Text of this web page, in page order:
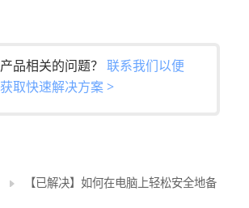
产品相关的问题？ 联系我们以便
获取快速解决方案 >
【已解决】如何在电脑上轻松安全地备